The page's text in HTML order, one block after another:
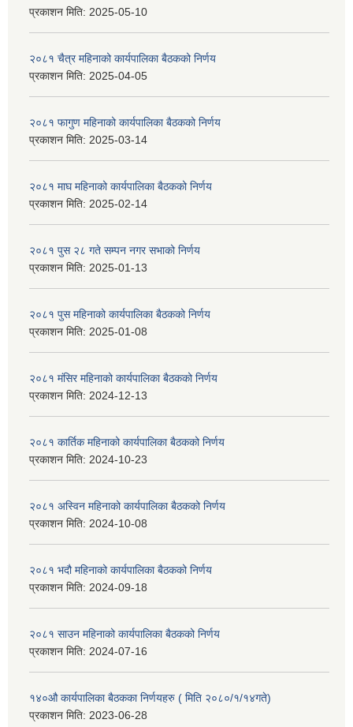
प्रकाशन मिति: 2025-05-10
२०८१ चैत्र महिनाको कार्यपालिका बैठकको निर्णय
प्रकाशन मिति: 2025-04-05
२०८१ फागुण महिनाको कार्यपालिका बैठकको निर्णय
प्रकाशन मिति: 2025-03-14
२०८१ माघ महिनाको कार्यपालिका बैठकको निर्णय
प्रकाशन मिति: 2025-02-14
२०८१ पुस २८ गते सम्प‍न नगर सभाको निर्णय
प्रकाशन मिति: 2025-01-13
२०८१ पुस महिनाको कार्यपालिका बैठकको निर्णय
प्रकाशन मिति: 2025-01-08
२०८१ मंसिर महिनाको कार्यपालिका बैठकको निर्णय
प्रकाशन मिति: 2024-12-13
२०८१ कार्तिक महिनाको कार्यपालिका बैठकको निर्णय
प्रकाशन मिति: 2024-10-23
२०८१ अस्विन महिनाको कार्यपालिका बैठकको निर्णय
प्रकाशन मिति: 2024-10-08
२०८१ भदौ महिनाको कार्यपालिका बैठकको निर्णय
प्रकाशन मिति: 2024-09-18
२०८१ साउन महिनाको कार्यपालिका बैठकको निर्णय
प्रकाशन मिति: 2024-07-16
१४०औ कार्यपालिका बैठकका निर्णयहरु ( मिति २०८०/१/१४गते)
प्रकाशन मिति: 2023-06-28